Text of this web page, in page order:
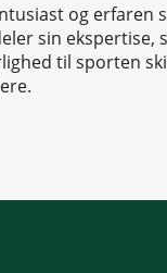
og
sin
til sporten